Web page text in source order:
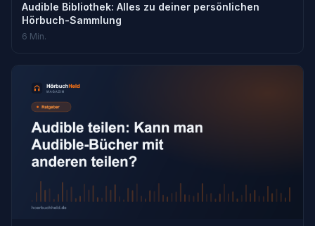
Audible Bibliothek: Alles zu deiner persönlichen
Hörbuch-Sammlung
6 Min.